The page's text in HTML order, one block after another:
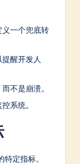
义一个兜底转
醒开发人
不是崩溃。
系统。
定指标。